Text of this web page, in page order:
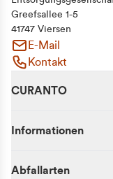
Greefsallee 1-5
41747 Viersen
E-Mail
Kontakt
CURANTO
Informationen
Abfallarten